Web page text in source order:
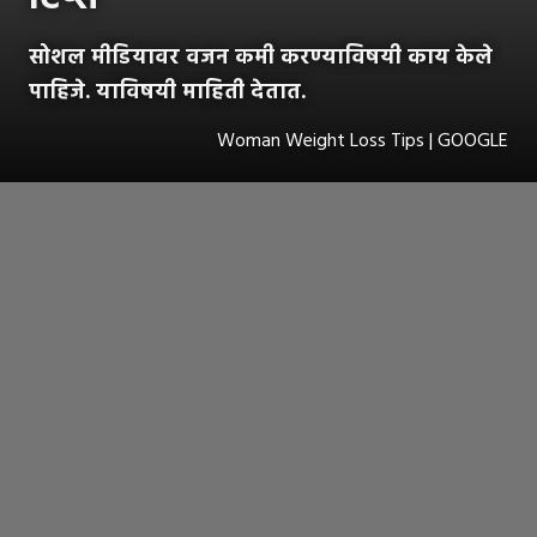
सोशल मीडियावर वजन कमी करण्याविषयी काय केले
पाहिजे. याविषयी माहिती देतात.
Woman Weight Loss Tips | GOOGLE